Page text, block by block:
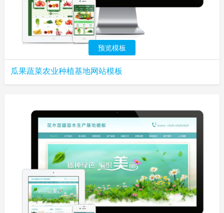
预览模板
瓜果蔬菜农业种植基地网站模板